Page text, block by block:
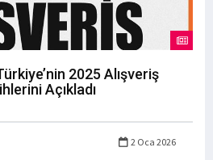
2025 Alışveriş
Açıkladı
2 Oca 2026